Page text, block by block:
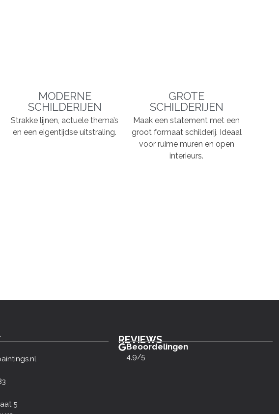
MODERNE
SCHILDERIJEN
Strakke lijnen, actuele thema’s
en een eigentijdse uitstraling.
GROTE
SCHILDERIJEN
Maak een statement met een
groot formaat schilderij. Ideaal
voor ruime muren en open
interieurs.
5
REVIEWS
Beoordelingen
4,9/5